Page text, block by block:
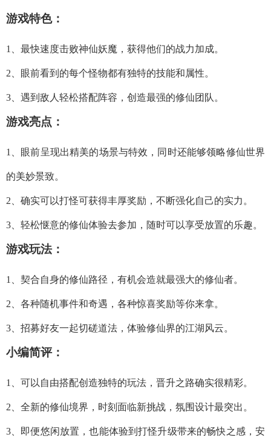
游戏特色：
1、最快速度击败神仙妖魔，获得他们的战力加成。
2、眼前看到的每个怪物都有独特的技能和属性。
3、遇到敌人轻松搭配阵容，创造最强的修仙团队。
游戏亮点：
1、眼前呈现出精美的场景与特效，同时还能够领略修仙世界
的美妙景致。
2、确实可以打怪可获得丰厚奖励，不断强化自己的实力。
3、轻松惬意的修仙体验去参加，随时可以享受放置的乐趣。
游戏玩法：
1、契合自身的修仙路径，有机会造就最强大的修仙者。
2、各种随机事件和奇遇，各种惊喜奖励等你来拿。
3、招募好友一起切磋道法，体验修仙界的江湖风云。
小编简评：
1、可以自由搭配创造独特的玩法，晋升之路确实很精彩。
2、全新的修仙境界，时刻面临新挑战，氛围设计最突出。
3、即便悠闲放置，也能体验到打怪升级带来的畅快之感，安